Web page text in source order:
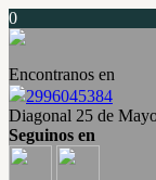
0
Encontranos en
2996045384
Diagonal 25 de
Seguinos en